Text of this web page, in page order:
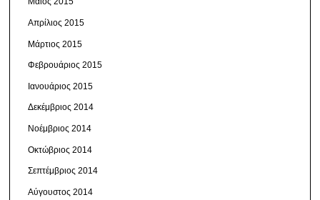
Απρίλιος 2015
Μάρτιος 2015
Φεβρουάριος 2015
Ιανουάριος 2015
Δεκέμβριος 2014
Νοέμβριος 2014
Οκτώβριος 2014
Σεπτέμβριος 2014
Αύγουστος 2014